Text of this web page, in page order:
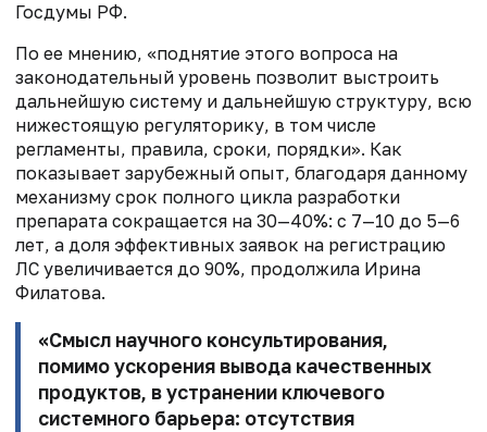
Госдумы РФ.
По ее мнению, «поднятие этого вопроса на
законодательный уровень позволит выстроить
дальнейшую систему и дальнейшую структуру, всю
нижестоящую регуляторику, в том числе
регламенты, правила, сроки, порядки». Как
показывает зарубежный опыт, благодаря данному
механизму срок полного цикла разработки
препарата сокращается на 30—40%: с 7—10 до 5—6
лет, а доля эффективных заявок на регистрацию
ЛС увеличивается до 90%, продолжила Ирина
Филатова.
«Смысл научного консультирования,
помимо ускорения вывода качественных
продуктов, в устранении ключевого
системного барьера: отсутствия